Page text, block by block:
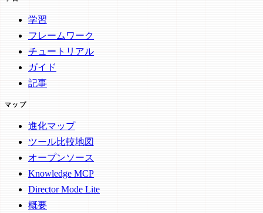
学習
フレームワーク
チュートリアル
ガイド
記事
マップ
進化マップ
ツール比較地図
オープンソース
Knowledge MCP
Director Mode Lite
概要